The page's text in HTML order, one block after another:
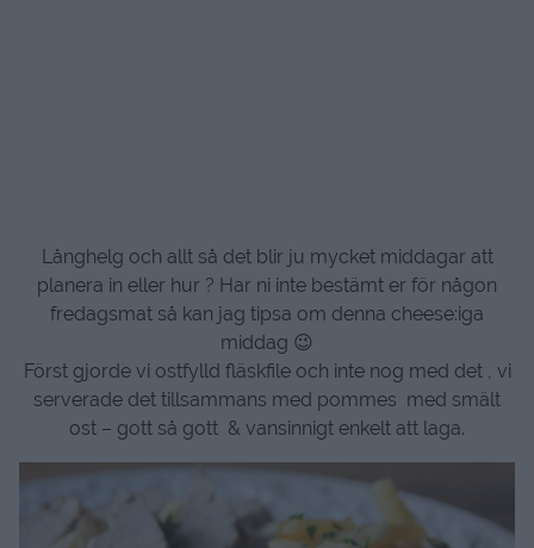
Långhelg och allt så det blir ju mycket middagar att
planera in eller hur ? Har ni inte bestämt er för någon
fredagsmat så kan jag tipsa om denna cheese:iga
middag 😉
Först gjorde vi ostfylld fläskfile och inte nog med det , vi
serverade det tillsammans med pommes med smält
ost – gott så gott & vansinnigt enkelt att laga.